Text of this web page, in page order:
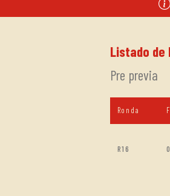
Listado de
Pre previa
Ronda
R16